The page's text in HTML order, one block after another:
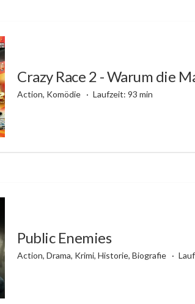
Crazy Race 2 - Warum die
Action, Komödie Laufzeit: 93 min
Public Enemies
Action, Drama, Krimi, Historie, Biografie